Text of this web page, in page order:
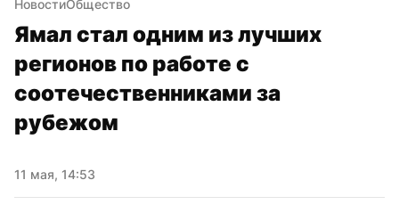
НовостиОбщество
Ямал стал одним из лучших
регионов по работе с
соотечественниками за
рубежом
11 мая, 14:53